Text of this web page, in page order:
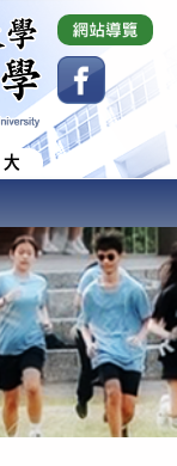
大
OF NATIONAL